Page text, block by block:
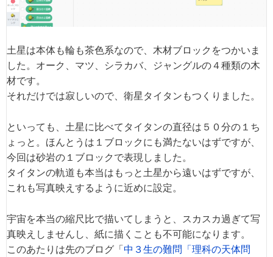
土星は本体も輪も茶色系なので、木材ブロックをつかいま
した。オーク、マツ、シラカバ、ジャングルの４種類の木
材です。
それだけでは寂しいので、衛星タイタンもつくりました。
といっても、土星に比べてタイタンの直径は５０分の１ち
ょっと。ほんとうは１ブロックにも満たないはずですが、
今回は砂岩の１ブロックで表現しました。
タイタンの軌道も本当はもっと土星から遠いはずですが、
これも写真映えするように近めに設定。
宇宙を本当の縮尺比で描いてしまうと、スカスカ過ぎて写
真映えしませんし、紙に描くことも不可能になります。
このあたりは先のブログ「中３生の難問「理科の天体問